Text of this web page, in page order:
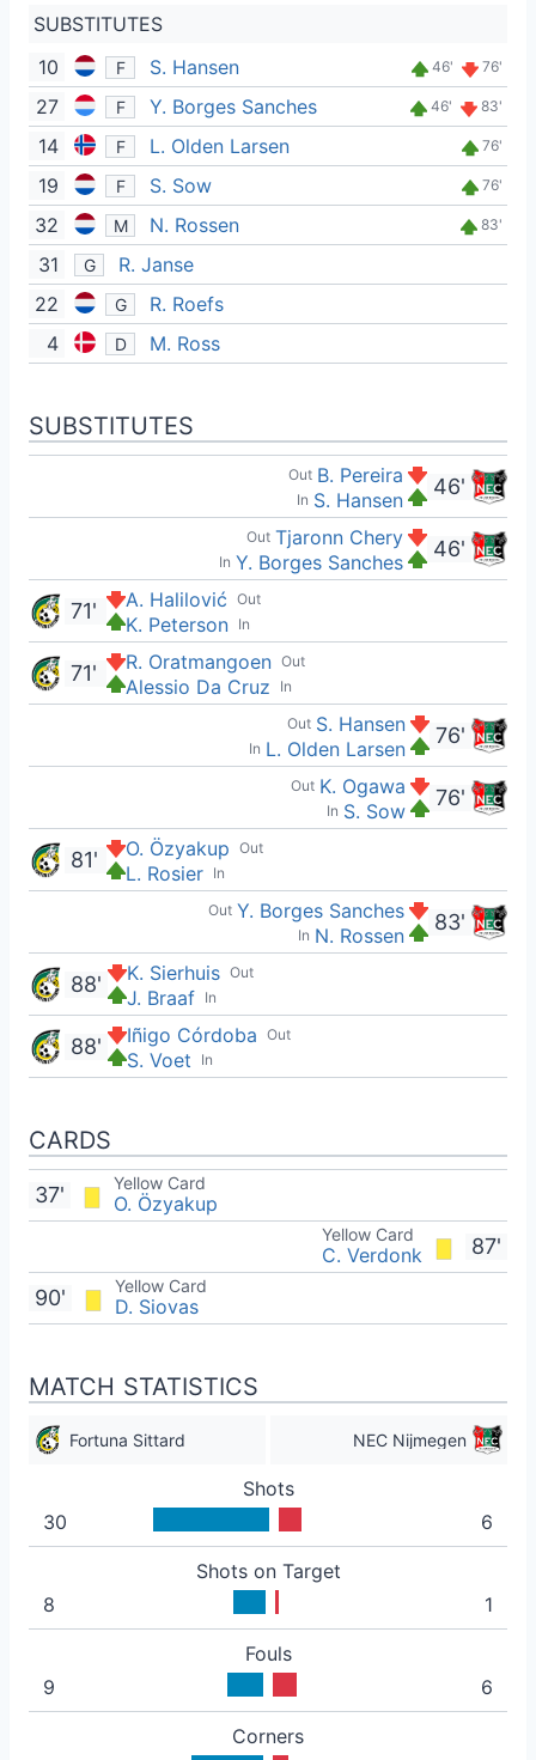
SUBSTITUTES
10
F S. Hansen 46' 76'
27 F Y. Borges Sanches 46' 83'
14 F L. Olden Larsen 76'
19 F S. Sow 76'
32 M N. Rossen 83'
31 G
R. Janse
22
G
R. Roefs
4
D M. Ross
SUBSTITUTES
46'
Out B. Pereira
In S. Hansen
46'
Out Tjaronn Chery
In Y. Borges Sanches
Out
A. Halilović
In
K. Peterson
71'
Out
R. Oratmangoen
In
Alessio Da Cruz
71'
76'
Out S. Hansen
In L. Olden Larsen
76'
Out K. Ogawa
In S. Sow
Out
O. Özyakup
In
L. Rosier
81'
83'
Out Y. Borges Sanches
In N. Rossen
Out
K. Sierhuis
In
J. Braaf
88'
Out
Iñigo Córdoba
In
S. Voet
88'
CARDS
Yellow Card
O. Özyakup
37'
87'
Yellow Card
C. Verdonk
Yellow Card
D. Siovas
90'
MATCH STATISTICS
Fortuna Sittard NEC Nijmegen
Shots
30
6
Shots on Target
8
1
Fouls
9
6
Corners